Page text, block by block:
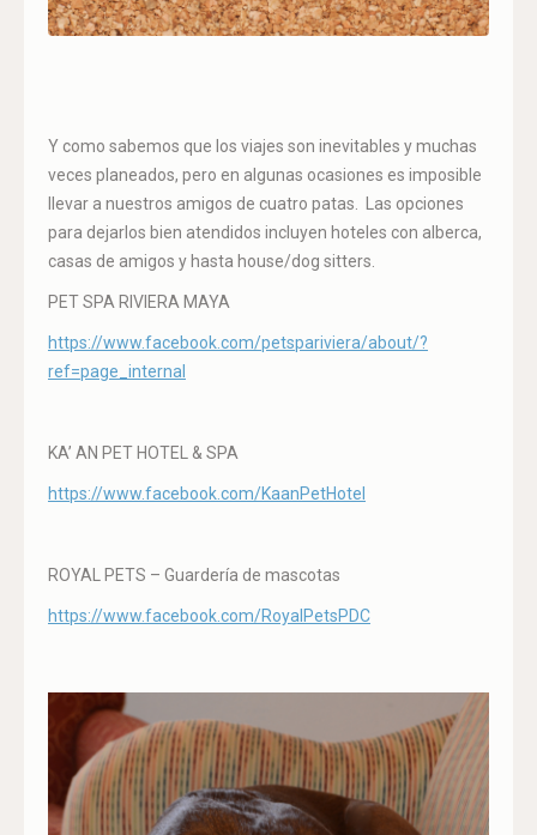
Y como sabemos que los viajes son inevitables y muchas
veces planeados, pero en algunas ocasiones es imposible
llevar a nuestros amigos de cuatro patas. Las opciones
para dejarlos bien atendidos incluyen hoteles con alberca,
casas de amigos y hasta house/dog sitters.
PET SPA RIVIERA MAYA
https://www.facebook.com/petspariviera/about/?
ref=page_internal
KA’ AN PET HOTEL & SPA
https://www.facebook.com/KaanPetHotel
ROYAL PETS – Guardería de mascotas
https://www.facebook.com/RoyalPetsPDC